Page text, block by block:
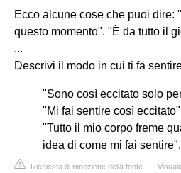
Ecco alcune cose che puoi dire:
questo momento". "È da tutto il
...
Descrivi il modo in cui ti fa
"Sono così eccitato solo
"Mi fai sentire così
"Tutto il mio corpo freme
idea di come mi fai sentire".
Richiesta di rimozione della fonte |